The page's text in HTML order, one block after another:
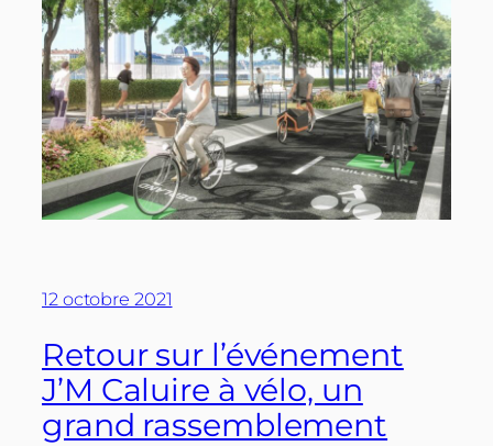
12 octobre 2021
Retour sur l’événement
J’M Caluire à vélo, un
grand rassemblement